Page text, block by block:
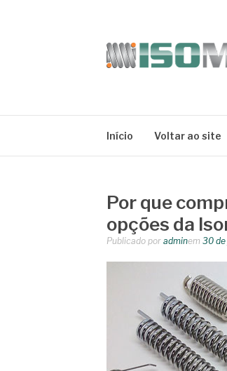
Início Voltar ao site
Por que
opções da
Publicado por adminem 30